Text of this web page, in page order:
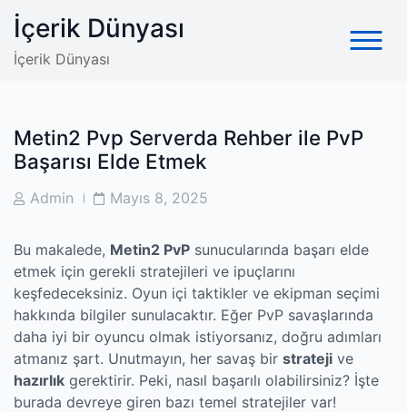
Skip
content
İçerik Dünyası
İçerik Dünyası
Metin2 Pvp Serverda Rehber ile PvP
Başarısı Elde Etmek
PostAdmin
PostMayıs 8, 2025
Bu makalede, Metin2 PvP sunucularında başarı elde
etmek için gerekli stratejileri ve ipuçlarını
keşfedeceksiniz. Oyun içi taktikler ve ekipman seçimi
hakkında bilgiler sunulacaktır. Eğer PvP savaşlarında
daha iyi bir oyuncu olmak istiyorsanız, doğru adımları
atmanız şart. Unutmayın, her savaş bir strateji ve
hazırlık gerektirir. Peki, nasıl başarılı olabilirsiniz? İşte
burada devreye giren bazı temel stratejiler var!